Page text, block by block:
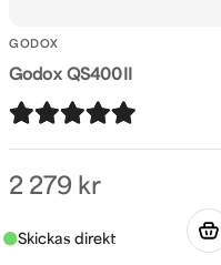
GODOX
Godox QS400II
2 279 kr